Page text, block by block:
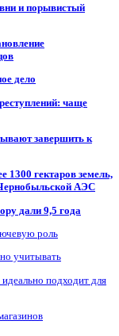
и порывистый
дело
чаще
завершить к
1300 гектаров земель,
АЭС
дали 9,5 года
роль
учитывать
подходит для